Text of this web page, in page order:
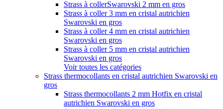
Strass à collerSwarovski 2 mm en gros
Strass à coller 3 mm en cristal autrichien
Swarovski en gros
Strass à coller 4 mm en cristal autrichien
Swarovski en gros
Strass à coller 5 mm en cristal autrichien
Swarovski en gros
Voir toutes les catégories
Strass thermocollants en cristal autrichien Swarovski en
gros
Strass thermocollants 2 mm Hotfix en cristal
autrichien Swarovski en gros